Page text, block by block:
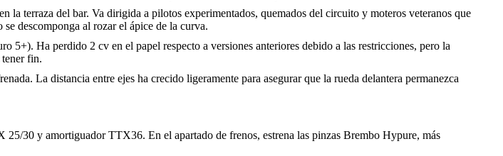
la terraza del bar. Va dirigida a pilotos experimentados, quemados del circuito y moteros veteranos que
descomponga al rozar el ápice de la curva.
5+). Ha perdido 2 cv en el papel respecto a versiones anteriores debido a las restricciones, pero la
fin.
La distancia entre ejes ha crecido ligeramente para asegurar que la rueda delantera permanezca
30 y amortiguador TTX36. En el apartado de frenos, estrena las pinzas Brembo Hypure, más